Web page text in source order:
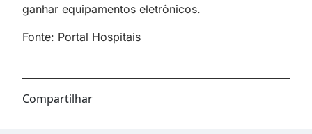
ganhar equipamentos eletrônicos.
Fonte: Portal Hospitais
Compartilhar